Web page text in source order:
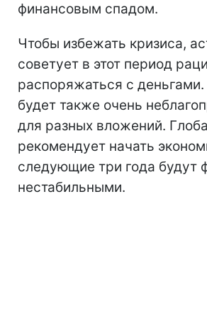
финансовым спадом.
Чтобы избежать кризиса,
советует в этот период
распоряжаться с
будет также очень
для разных вложений. Глоба
рекомендует начать
следующие три года будут
нестабильными.